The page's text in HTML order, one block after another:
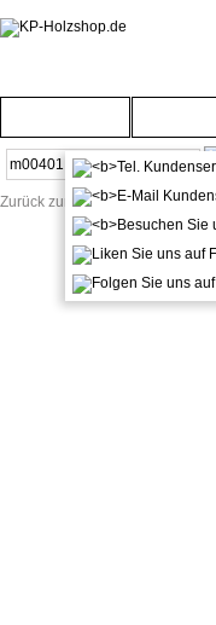
Zurück zur Startseite